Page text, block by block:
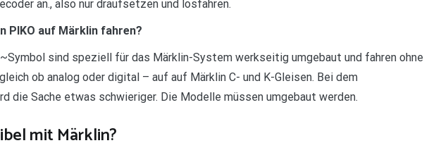
an., also nur draufsetzen und losfahren.
PIKO auf Märklin fahren?
sind speziell für das Märklin-System werkseitig umgebaut und fahren ohne
ob analog oder digital – auf auf Märklin C- und K-Gleisen. Bei dem
die Sache etwas schwieriger. Die Modelle müssen umgebaut werden.
mit Märklin?